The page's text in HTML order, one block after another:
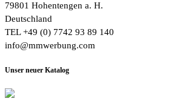
79801 Hohentengen a. H.
Deutschland
TEL +49 (0) 7742 93 89 140
info@mmwerbung.com
Unser neuer Katalog